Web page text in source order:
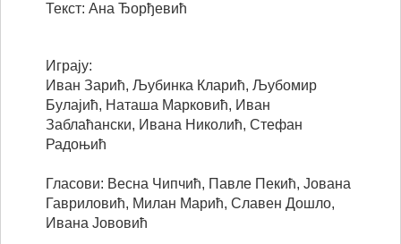
Текст: Ана Ђорђевић
Играју:
Иван Зарић, Љубинка Кларић, Љубомир
Булајић, Наташа Марковић, Иван
Заблаћански, Ивана Николић, Стефан
Радоњић
Гласови: Весна Чипчић, Павле Пекић, Јована
Гавриловић, Милан Марић, Славен Дошло,
Ивана Јововић